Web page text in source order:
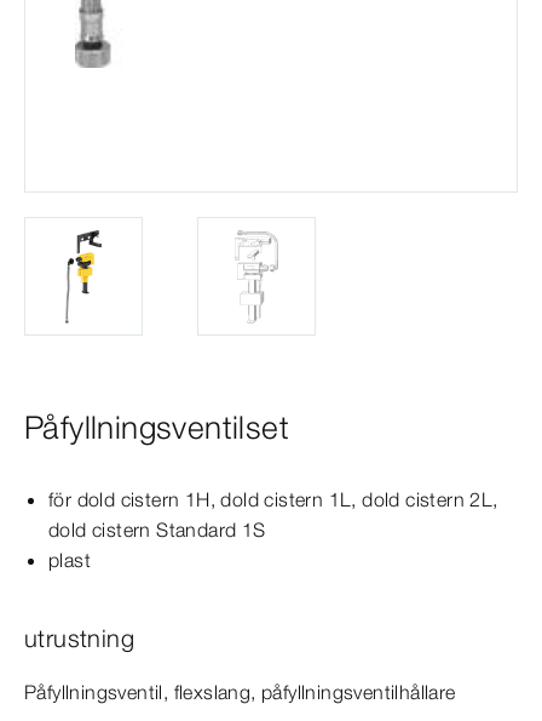
Påfyllningsventilset
för dold cistern 1H, dold cistern 1L, dold cistern 2L,
dold cisternStandard 1S
plast
utrustning
Påfyllningsventil, flexslang, påfyllningsventilhållare